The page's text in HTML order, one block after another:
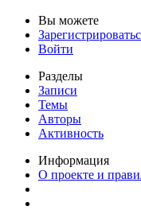
Вы можете
Войти
Разделы
Записи
Темы
Авторы
Активность
Информация
О проекте и